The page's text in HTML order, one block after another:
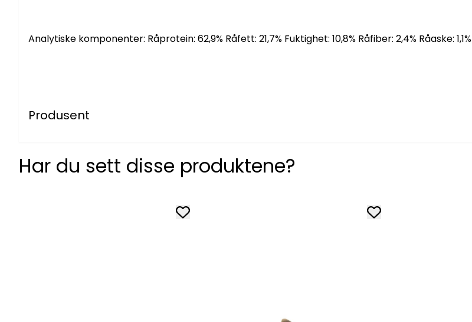
Analytiske komponenter: Råprotein: 62,9% Råfett: 21,7% Fuktighet: 10,8% Råfiber: 2,4% Råaske: 1,1%
Produsent
Har du sett disse produktene?